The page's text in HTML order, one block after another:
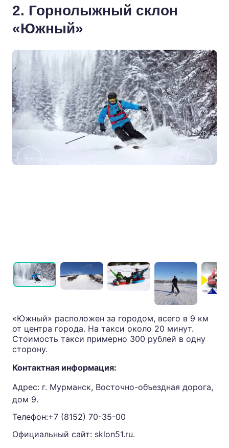
2. Горнолыжный склон
«Южный»
«Южный» расположен за городом, всего в 9 км
от центра города. На такси около 20 минут.
Стоимость такси примерно 300 рублей в одну
сторону.
Контактная информация:
Адрес: г. Мурманск, Восточно-объездная дорога,
дом 9.
Телефон:+7 (8152) 70-35-00
Официальный сайт: sklon51.ru.